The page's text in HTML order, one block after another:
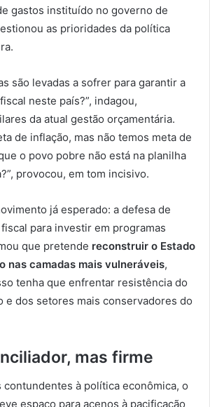
gastos instituído no governo de
as prioridades da política
são levadas a sofrer para garantir a
neste país?”, indagou,
da atual gestão orçamentária.
de inflação, mas não temos meta de
o povo pobre não está na planilha
provocou, em tom incisivo.
já esperado: a defesa de
para investir em programas
que pretende reconstruir o Estado
nas camadas mais vulneráveis,
tenha que enfrentar resistência do
e dos setores mais conservadores do
mas firme
contundentes à política econômica, o
espaço para acenos à pacificação